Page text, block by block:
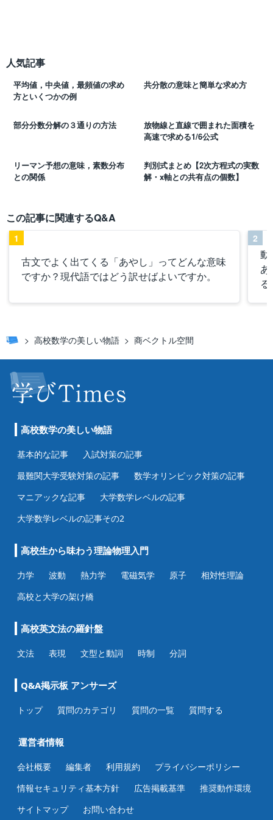
人気記事
平均値，中央値，最頻値の求め
方といくつかの例
共分散の意味と簡単な求め方
部分分数分解の３通りの方法
放物線と直線で囲まれた面積を
高速で求める1/6公式
リーマン予想の意味，素数分布
との関係
判別式まとめ【2次方程式の実数
解・x軸との共有点の個数】
この記事に関連するQ&A
古文でよく出てくる「あやし」ってどんな意味
ですか？現代語ではどう訳せばよいですか。
1
動
あ
2
高校数学の美しい物語 商ベクトル空間
高校数学の美しい物語
基本的な記事
入試対策の記事
最難関大学受験対策の記事
数学オリンピック対策の記事
マニアックな記事
大学数学レベルの記事
大学数学レベルの記事その2
高校生から味わう理論物理入門
力学 波動 熱力学 電磁気学 原子
相対性理論
高校と大学の架け橋
高校英文法の羅針盤
文法 表現 文型と動詞 時制 分詞
Q&A掲示板 アンサーズ
トップ 質問のカテゴリ 質問の一覧 質問する
運営者情報
会社概要 編集者 利用規約
プライバシーポリシー
情報セキュリティ基本方針
広告掲載基準
推奨動作環境
サイトマップ
お問い合わせ